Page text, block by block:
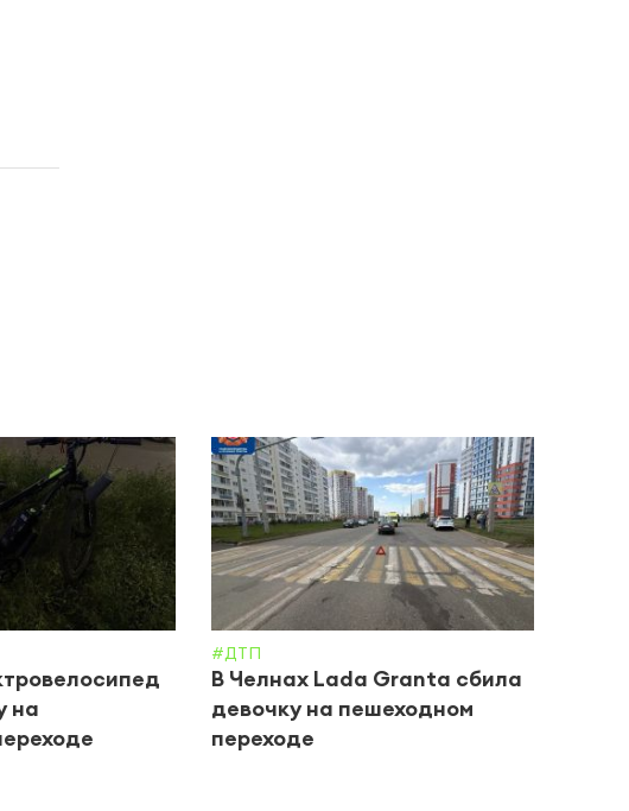
на
#ДТП
В Челнах Lada Granta сбила
девочку на пешеходном
переходе